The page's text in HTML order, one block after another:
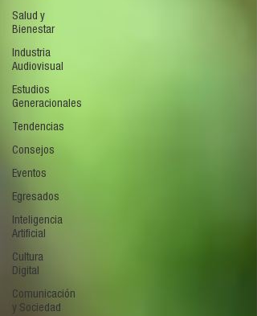
Salud y
Bienestar
Industria
Audiovisual
Estudios
Generacionales
Tendencias
Consejos
Eventos
Egresados
Inteligencia
Artificial
Cultura
Digital
Comunicación
y Sociedad